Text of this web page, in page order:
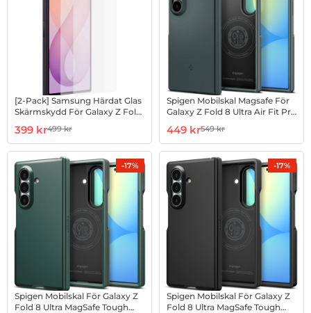
[2-Pack] Samsung Härdat Glas
Skärmskydd För Galaxy Z Fold
Art. nr 1003274330
rea pris
399 krtidigare pris
499 kr
Spigen Mobilskal Magsafe För
Galaxy Z Fold 8 Ultra Air Fit Pro
Art. nr 1003274333
rea pris
449 krtidigare pris
549 kr
-17%
Spigen Mobilskal För Galaxy Z
Fold 8 Ultra MagSafe Tough
-17%
Spigen Mobilskal För Galaxy Z
Fold 8 Ultra MagSafe Tough